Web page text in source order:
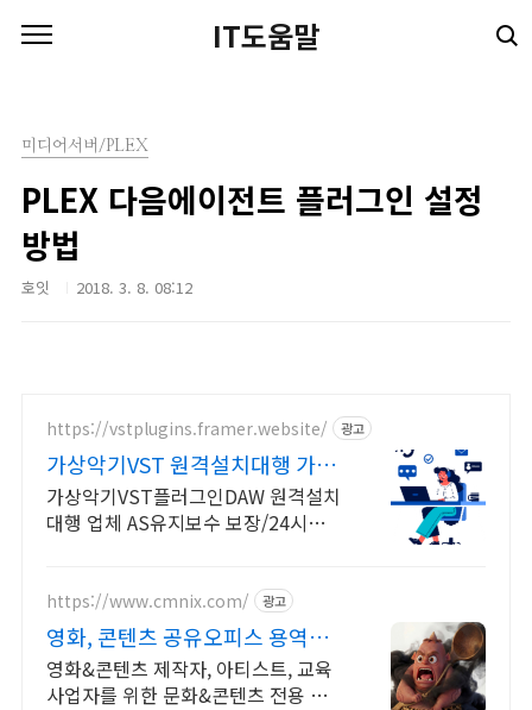
IT도움말
미디어서버/PLEX
PLEX 다음에이전트 플러그인 설정
방법
호잇 2018. 3. 8. 08:12
https://vstplugins.framer.website/ 광고
가상악기VST 원격설치대행 가상
악기플러그인 원격설치대행
가상악기VST플러그인DAW 원격설치
대행 업체 AS유지보수 보장/24시간
장/24시간 상담
https://www.cmnix.com/ 광고
영화, 콘텐츠 공유오피스 용역사
업,창작활동,교육사업
영화&콘텐츠 제작자, 아티스트, 교육
사업자를 위한 문화&콘텐츠 전용 공